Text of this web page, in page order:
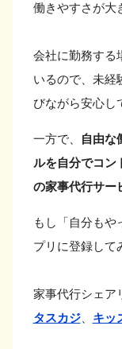
働きやすさが大
会社に勤務する
いるので、未経
びながら安心し
一方で、
自由な
ルを自分でコン
の家事代行サー
もし「自分もや
プリに登録して
家事代行シェア
タスカジ、 キッ